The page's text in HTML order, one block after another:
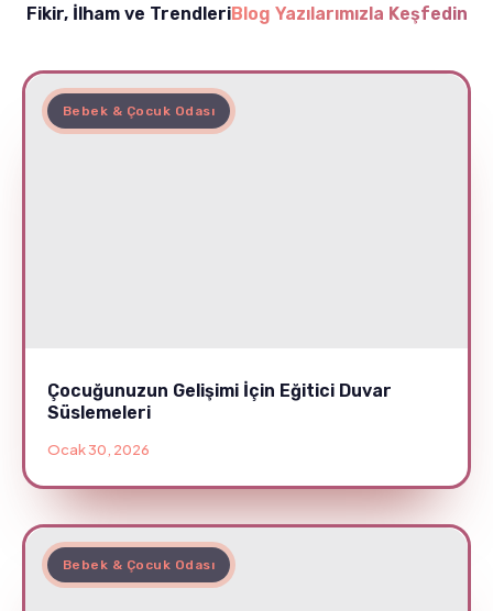
Fikir, İlham ve TrendleriBlog Yazılarımızla Keşfedin
Bebek & Çocuk Odası
Çocuğunuzun Gelişimi İçin Eğitici Duvar
Süslemeleri
Ocak 30, 2026
Bebek & Çocuk Odası